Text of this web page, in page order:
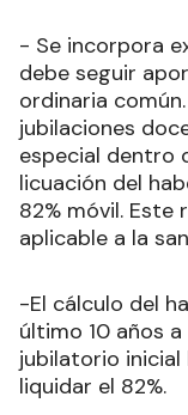
- Se incorpora
debe seguir
ordinaria
jubilaciones
especial dentro
licuación del
82% móvil.
aplicable a la
-El cálculo del
último 10 años
jubilatorio
liquidar el 82%.